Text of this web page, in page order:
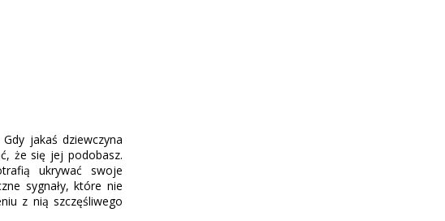
jakaś dziewczyna
że się jej podobasz.
ukrywać swoje
sygnały, które nie
z nią szczęśliwego